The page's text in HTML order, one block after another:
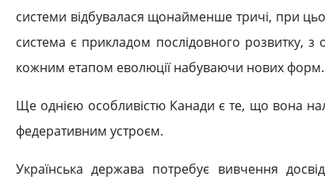
системи відбувалася щонайменше тричі, при
система є прикладом послідовного розвитку, з
кожним етапом еволюції набуваючи нових форм.
Ще однією особливістю Канади є те, що вона
федеративним устроєм.
Українська держава потребує вивчення